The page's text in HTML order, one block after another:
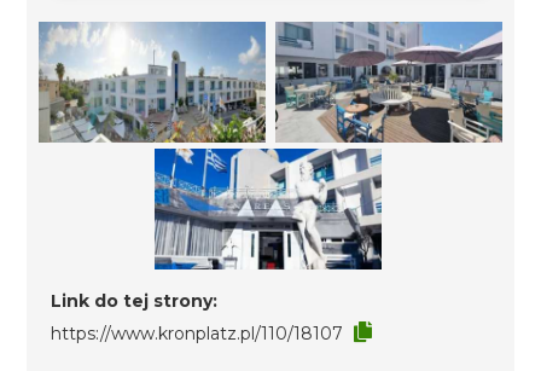
Link do tej strony:
https://www.kronplatz.pl/110/18107